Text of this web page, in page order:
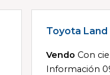
Toyota Land
Vendo Con
Información